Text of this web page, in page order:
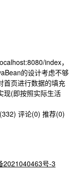
index，
的设计考虑不够
首页进行数据的填充
现(即按照实际生活
评论(0) 推荐(0)
2021040463号-3